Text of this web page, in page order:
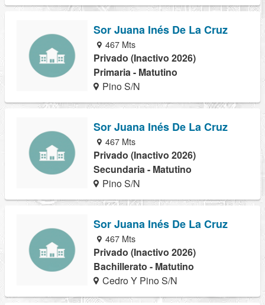
Sor Juana Inés De La Cruz
467 Mts
Privado (Inactivo 2026)
Primaria - Matutino
Pino S/N
Sor Juana Inés De La Cruz
467 Mts
Privado (Inactivo 2026)
Secundaria - Matutino
Pino S/N
Sor Juana Inés De La Cruz
467 Mts
Privado (Inactivo 2026)
Bachillerato - Matutino
Cedro Y Pino S/N